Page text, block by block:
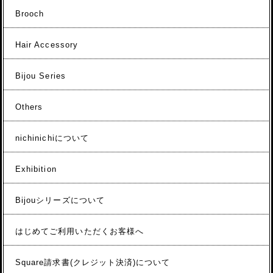
Brooch
Hair Accessory
Bijou Series
Others
nichinichiについて
Exhibition
Bijouシリーズについて
はじめてご利用いただくお客様へ
Square請求書(クレジット決済)について